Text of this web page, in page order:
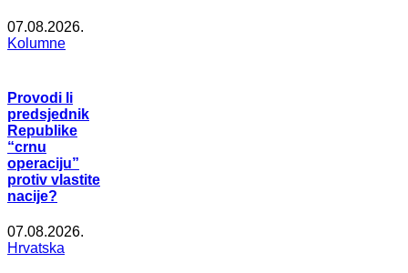
07.08.2026.
Kolumne
Provodi li
predsjednik
Republike
“crnu
operaciju”
protiv vlastite
nacije?
07.08.2026.
Hrvatska